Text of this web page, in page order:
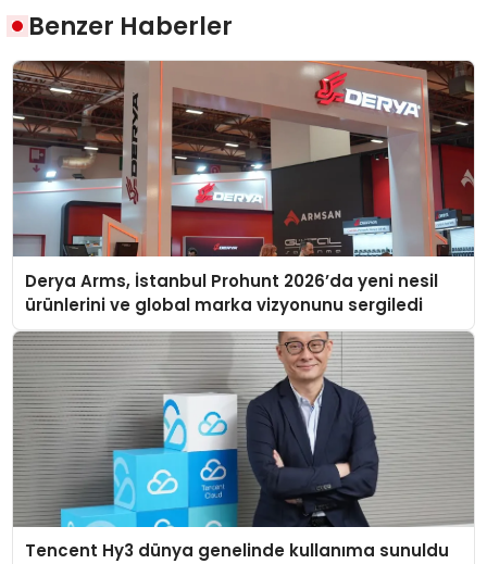
Benzer Haberler
Derya Arms, İstanbul Prohunt 2026’da yeni nesil
ürünlerini ve global marka vizyonunu sergiledi
Tencent Hy3 dünya genelinde kullanıma sunuldu